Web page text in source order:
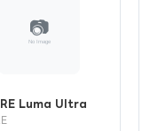
Luma Ultra